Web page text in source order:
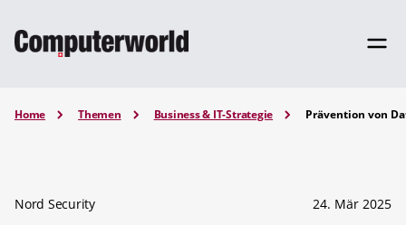
Home Themen Business & IT-Strategie Prävention von
Nord Security 24. Mär 2025